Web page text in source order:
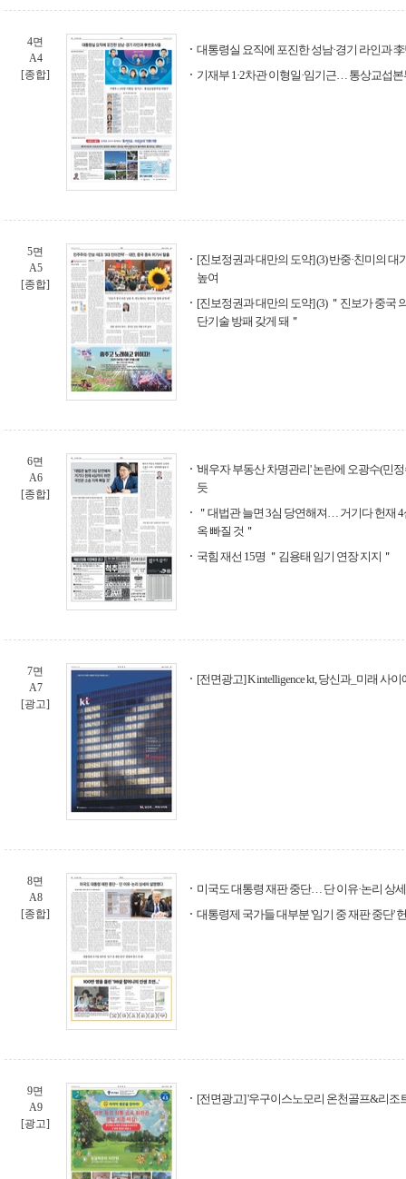
4면
A4
[종합]
대통령실 요직에 포진한 성남·경기 라인과
기재부 1·2차관 이형일·임기근… 통상교섭
5면
A5
[종합]
[진보정권과 대만의 도약] (3) 반중·친미의
높여
[진보정권과 대만의 도약] (3) ＂진보가 중국
단기술 방패 갖게 돼＂
6면
A6
[종합]
'배우자 부동산 차명관리' 논란에 오광수(민
듯
＂대법관 늘면 3심 당연해져… 거기다 헌재
옥 빠질 것＂
국힘 재선 15명 ＂김용태 임기 연장 지지＂
7면
A7
[광고]
[전면광고] K intelligence kt, 당신과_미래 사이
8면
A8
[종합]
미국도 대통령 재판 중단… 단 이유·논리 상
대통령제 국가들 대부분 '임기 중 재판 중단'
9면
A9
[광고]
[전면광고] '우구이스노모리 온천골프&리조